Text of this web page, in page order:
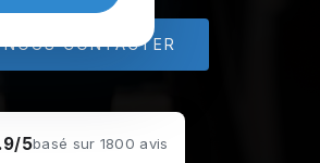
NOUS CONTACTER
5basé sur 1800 avis